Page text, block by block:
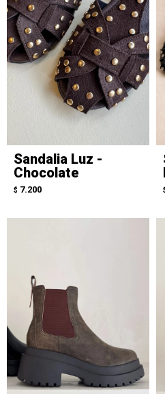
Sandalia Luz -
Chocolate
$ 7.200